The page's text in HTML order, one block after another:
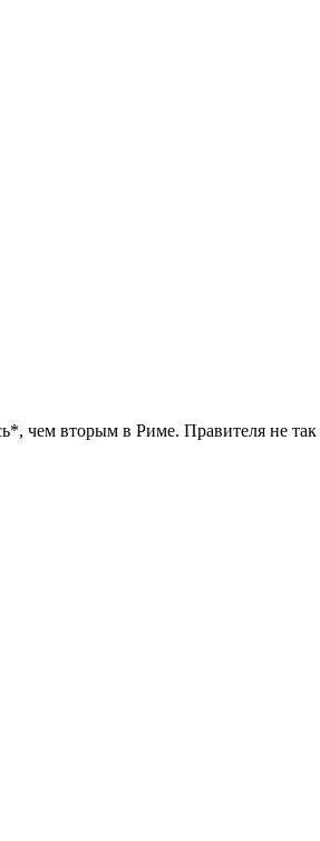
вторым в Риме. Правителя не так